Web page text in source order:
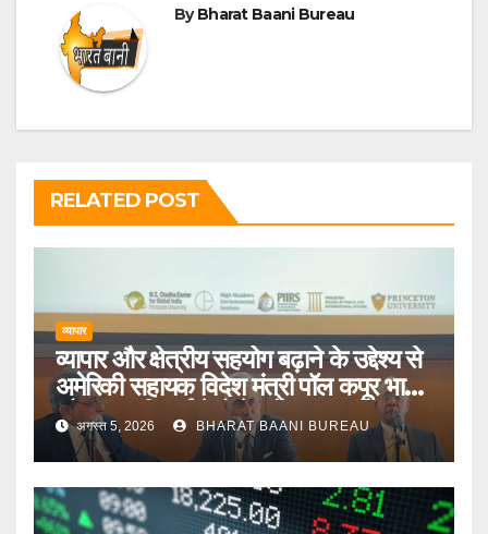
ByBharat Baani Bureau
RELATED POST
व्यापार
व्यापार और क्षेत्रीय सहयोग बढ़ाने के उद्देश्य से
अमेरिकी सहायक विदेश मंत्री पॉल कपूर भारत
और मध्य एशियाई देशों के दौरे पर जाएंगे
अगस्त 5, 2026 BHARAT BAANI BUREAU